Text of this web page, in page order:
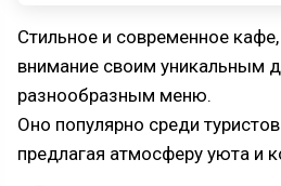
Стильное и современное
внимание своим уникальным
разнообразным меню.
Оно популярно среди
предлагая атмосферу уюта и